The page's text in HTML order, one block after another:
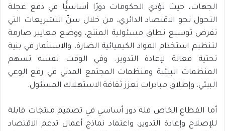
الجهات، حيث تؤدي الحكومات دورًا أساسيًّا في دفع عجلة
التحول نحو الاقتصاد الدائري، من خلال سنّ التشريعات التي
تفرض توسيع نطاق مسئولية المنتج، ووضع معايير صارمة
لتنظيم استخدام المواد الكيميائية الضارة، والاستثمار في بنية
تحتية فعالة لإعادة التدوير. وفي الوقت نفسه تسهم
المنظمات البيئية ومنظمات المجتمع المدني في رفع الوعي
البيئي، وإطلاق مبادرات تعزز ثقافة الاستهلاك المسئول.
أما القطاع الخاص فله دور أساسي في تصميم منتجات قابلة
للإصلاح وإعادة التدوير، واعتماد نماذج أعمال تدعم الاقتصاد